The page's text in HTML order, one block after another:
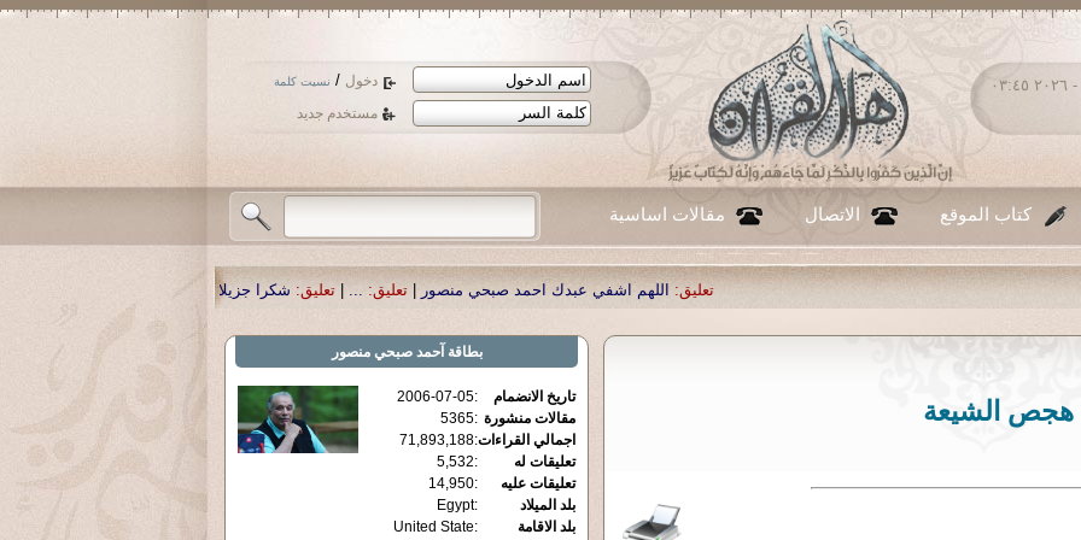
دخول / نسيت كلمة
مستخدم جديد
الإثنين ١٠ - أغسطس - ٢٠٢٦ ٠٣:٤٥
كتاب الموقع الاتصال مقالات اساسية
اللهم اشفي عبدك احمد صبحي منصور|تعليق: ... تعليق: شكرا جزيلا أستاذ حمد الحمد .أكرمكم الله .
هجص الشيعة
بطاقة آحمد صبحي منصور
تاريخ الانضمام :
2006-07-05
مقالات منشورة :
5365
اجمالي القراءات:
71,893,188
تعليقات له
:
5,532
تعليقات عليه
:
14,950
بلد الميلاد
:
Egypt
بلد الاقامة
:
United State